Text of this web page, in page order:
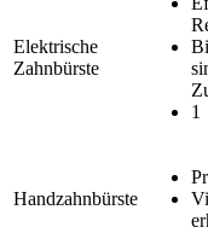
Elektrische
Zahnbürste
1
Handzahnbürste